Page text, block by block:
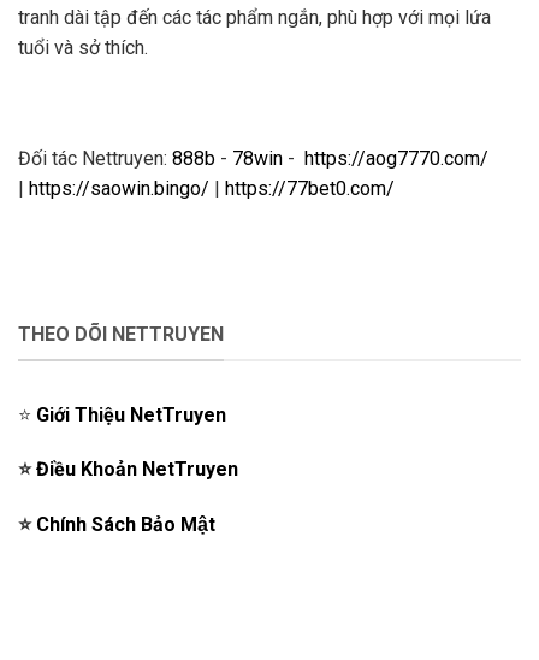
tranh dài tập đến các tác phẩm ngắn, phù hợp với mọi lứa
tuổi và sở thích.
Đối tác Nettruyen: 888b - 78win - https://aog7770.com/
| https://saowin.bingo/ | https://77bet0.com/
THEO DÕI NETTRUYEN
⭐️ Giới Thiệu NetTruyen
⭐️Điều Khoản NetTruyen
⭐️ Chính Sách Bảo Mật